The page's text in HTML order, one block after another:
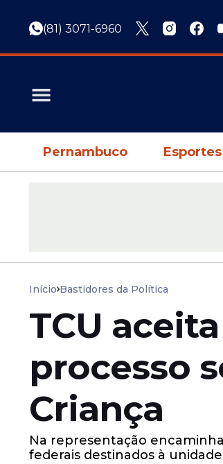
(81) 3071-6960
Pernambuco Esportes
Início Bastidores da Política
TCU
processo
Criança
Na representação
federais destinados à